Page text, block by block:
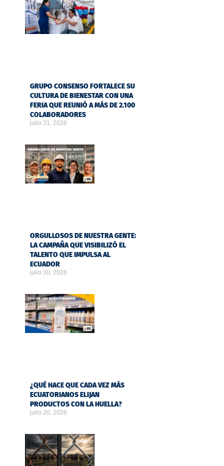
GRUPO CONSENSO FORTALECE SU
CULTURA DE BIENESTAR CON UNA
FERIA QUE REUNIÓ A MÁS DE 2.100
COLABORADORES
julio 31, 2026
ORGULLOSOS DE NUESTRA GENTE:
LA CAMPAÑA QUE VISIBILIZÓ EL
TALENTO QUE IMPULSA AL
ECUADOR
julio 30, 2026
¿QUÉ HACE QUE CADA VEZ MÁS
ECUATORIANOS ELIJAN
PRODUCTOS CON LA HUELLA?
julio 20, 2026